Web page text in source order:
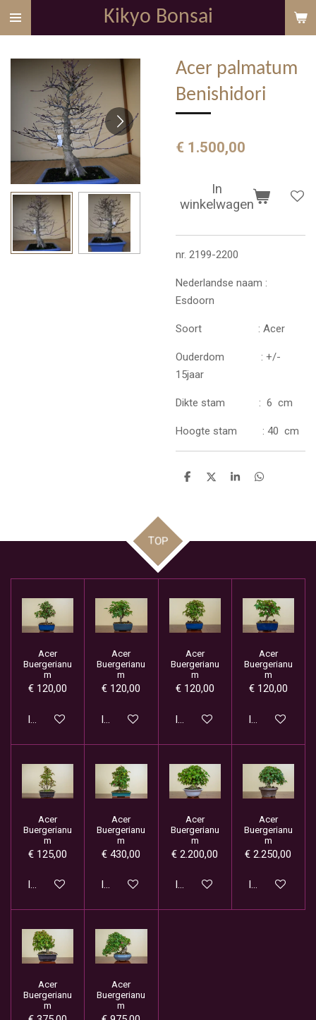
Ga
direct
hoofdinhoud
Kikyo Bonsai
Acer palmatum
Benishidori
€ 1.500,00
In
winkelwagen
nr. 2199-2200
Nederlandse naam :
Esdoorn
Soort : Acer
Ouderdom : +/-
15jaar
Dikte stam : 6 cm
Hoogte stam : 40 cm
D
D
S
D
TOP
Acer
Buergerianu
m
€ 120,00
In winkelwagen
Acer
Buergerianu
m
€ 120,00
In winkelwagen
Acer
Buergerianu
m
€ 120,00
In winkelwagen
Acer
Buergerianu
m
€ 120,00
In
Acer
Buergerianu
m
€ 125,00
In winkelwagen
Acer
Buergerianu
m
€ 430,00
In winkelwagen
Acer
Buergerianu
m
€ 2.200,00
In winkelwagen
Acer
Buergerianu
m
€ 2.250,00
In
Acer
Buergerianu
m
Acer
Buergerianu
m